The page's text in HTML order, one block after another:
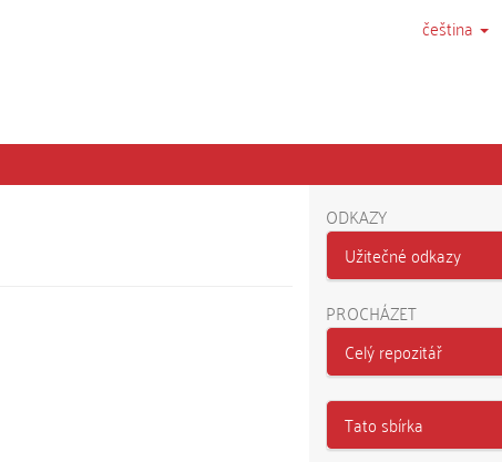
čeština
ODKAZY
Užitečné odkazy
PROCHÁZET
Celý repozitář
Tato sbírka